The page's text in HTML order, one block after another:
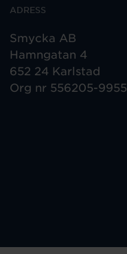
ADRESS
Smycka AB
Hamngatan 4
652 24 Karlstad
Org nr 556205-9955